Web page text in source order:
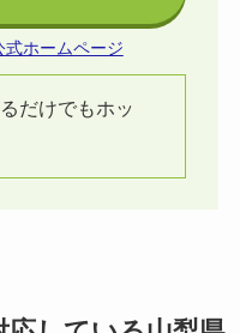
ホームページ
だけでもホッ